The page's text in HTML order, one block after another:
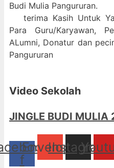
Budi Mulia Pangururan.
terima Kasih Untuk
Para Guru/Karyawan,
ALumni, Donatur dan
Pangururan
Video Sekolah
JINGLE BUDI
f
Envelope
Instagram